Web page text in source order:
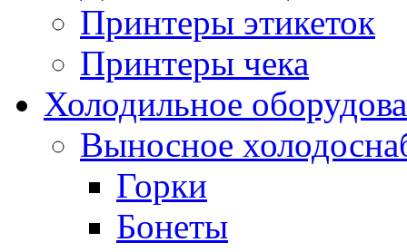
Принтеры этикеток
Принтеры чека
Холодильное
Выносное
Горки
Бонеты